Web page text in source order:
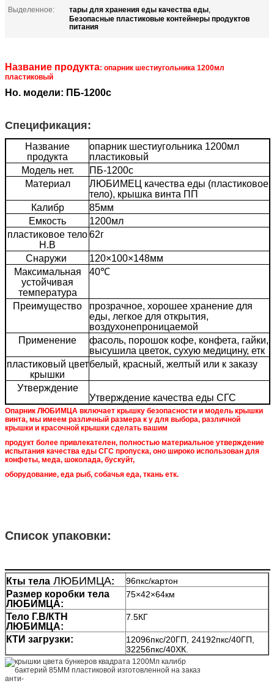
Выделенное:
тары для хранения еды качества еды,
Безопасные пластиковые контейнеры продуктов
питания
Название продукта: опарник шестиугольника 1200мл
пластиковый
Но. модели: ПБ-1200с
Спецификация:
Название
продукта
опарник шестиугольника 1200мл
пластиковый
Модель нет.
ПБ-1200с
Материал
ЛЮБИМЕЦ качества еды (пластиковое
тело), крышка винта ПП
Калибр
85мм
Емкость
1200мл
пластиковое тело
Н.В
62г
Снаружи
120×100×148мм
Максимальная
устойчивая
температура
40℃
Преимущество
прозрачное, хорошее хранение для
еды, легкое для открытия,
воздухонепроницаемой
Применение
фасоль, порошок кофе, конфета, гайки,
высушила цветок, сухую медицину, етк
пластиковый цвет
крышки
белый, красный, желтый или к заказу
Утверждение
Утверждение качества еды СГС
Опарник ЛЮБИМЦА включает крышку безопасности и модель крышки
винта, мы имеем различный размера к у для выбора, различной
крышки и красочной крышки сделать вашим
продукт более привлекателен, полностью материальное утверждение
испытания качества еды СГС пропуска, оно широко использован для
конфеты, меда, шоколада, бускуйт,
оборудование, еда рыб, собачья еда, ткань етк.
Список упаковки:
Кты тела ЛЮБИМЦА: 96пкс/картон
Размер коробки тела
ЛЮБИМЦА:
75×42×64км
Тело Г.В/КТН
ЛЮБИМЦА:
7.5КГ
КТИ загрузки:
12096пкс/20ГП, 24192пкс/40ГП,
32256пкс/40ХК.